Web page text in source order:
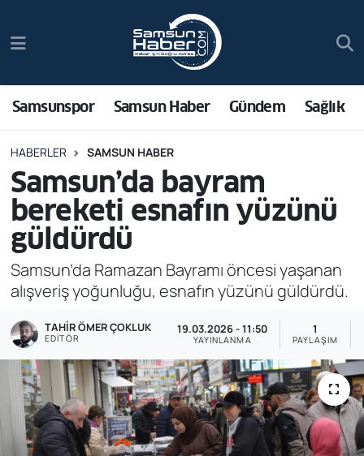
Samsunspor Samsun Haber Gündem Sağlık
HABERLER SAMSUN HABER
Samsun’da bayram
bereketi esnafın yüzünü
güldürdü
Samsun’da Ramazan Bayramı öncesi yaşanan
alışveriş yoğunluğu, esnafın yüzünü güldürdü.
TAHIR ÖMER ÇOKLUK
EDITÖR
19.03.2026 - 11:50
YAYINLANMA
1
PAYLAŞIM
Samsun Haber
Sağlık
Asayiş
Bilim ve Teknoloji
Bölge
Genel
Gündem
Trafik Durumu
Süper Lig Puan Durumu ve Fikstür
Tüm Manşetler
Son Dakika Haberleri
Haber Arşivi